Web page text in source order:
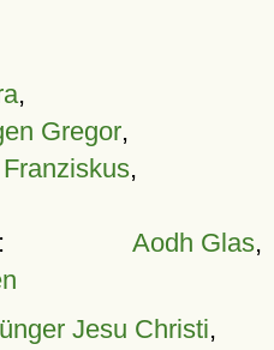
,
Gregor,
,
Aodh Glas,
Jesu Christi,